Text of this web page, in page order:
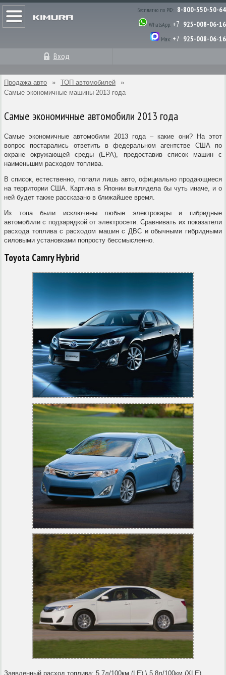
Бесплатно по РФ: 8-800-550-50-64
WhatsApp: +7 925-008-06-16
Max: +7 925-008-06-16
Вход
Продажа авто » ТОП автомобилей
»
Самые экономичные машины 2013 года
Самые экономичные автомобили 2013 года
Самые экономичные автомобили 2013 года – какие они? На этот
вопрос постарались ответить в федеральном агентстве США по
охране окружающей среды (EPA), предоставив список машин с
наименьшим расходом топлива.
В список, естественно, попали лишь авто, официально продающиеся
на территории США. Картина в Японии выглядела бы чуть иначе, и о
ней будет также рассказано в ближайшее время.
Из топа были исключены любые электрокары и гибридные
автомобили с подзарядкой от электросети. Сравнивать их показатели
расхода топлива с расходом машин с ДВС и обычными гибридными
силовыми установками попросту бессмысленно.
Toyota Camry Hybrid
Заявленный расход топлива: 5,7л/100км (LE) \ 5,8л/100км (XLE)